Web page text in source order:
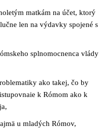
matkám na účet, ktorý
len na výdavky spojené s
splnomocnenca vlády
ako takej, čo by
k Rómom ako k
u mladých Rómov,